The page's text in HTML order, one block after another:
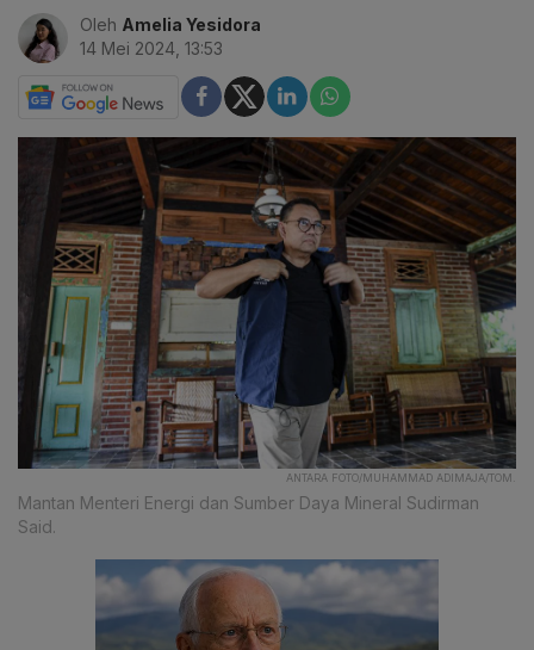
Oleh Amelia Yesidora
14 Mei 2024, 13:53
ANTARA FOTO/MUHAMMAD ADIMAJA/TOM.
Mantan Menteri Energi dan Sumber Daya Mineral Sudirman
Said.